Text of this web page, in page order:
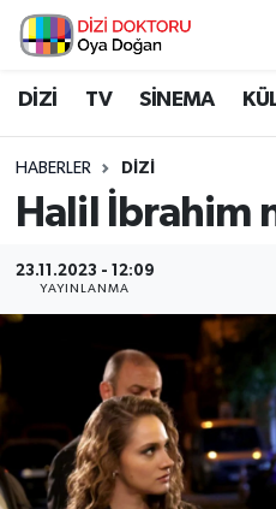
DİZİ TV SİNEMA
HABERLER DİZİ
Halil İbrahim
23.11.2023 - 12:09
YAYINLANMA
İstanbul Nöbetçi
İstanbul Namaz
İstanbul Trafik
Süper Lig Puan
Tüm Manşetler
Son Dakika Haberleri